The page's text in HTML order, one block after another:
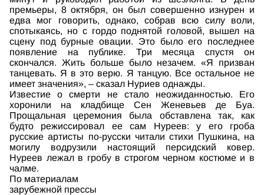
премьеры, 8 октября, он был совершенно изнурен и
едва мог говорить, однако, собрав всю силу воли,
спотыкаясь, но с гордо поднятой головой, вышел на
сцену под бурные овации. Это было его последнее
появление на публике. Три месяца спустя он
скончался. Жить больше было незачем. «Я призван
танцевать. Я в это верю. Я танцую. Все остальное не
имеет значения», – сказал Нуриев однажды.
Известие о смерти не стало неожиданностью. Его
хоронили на кладбище Сен Женевьев де Буа.
Прощальная церемония была обставлена так, как
будто режиссировал ее сам Нуреев: у его гроба
русские артисты по-русски читали стихи Пушкина, на
могилу водрузили настоящий персидский ковер.
Нуреев лежал в гробу в строгом черном костюме и в
чалме.
По материалам
зарубежной прессы